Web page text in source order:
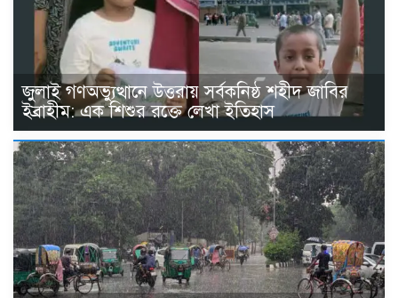
জুলাই গণঅভ্যুত্থানে উত্তরায় সর্বকনিষ্ঠ শহীদ জাবির
ইব্রাহীম: এক শিশুর রক্তে লেখা ইতিহাস